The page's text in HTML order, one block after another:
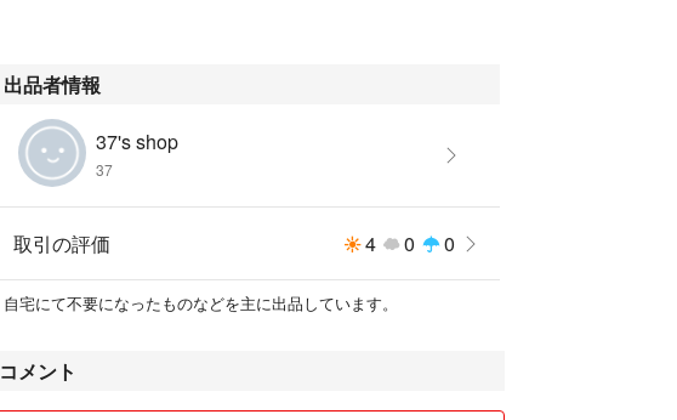
出品者情報
37's shop
37
取引の評価 4 0 0
自宅にて不要になったものなどを主に出品しています。
コメント